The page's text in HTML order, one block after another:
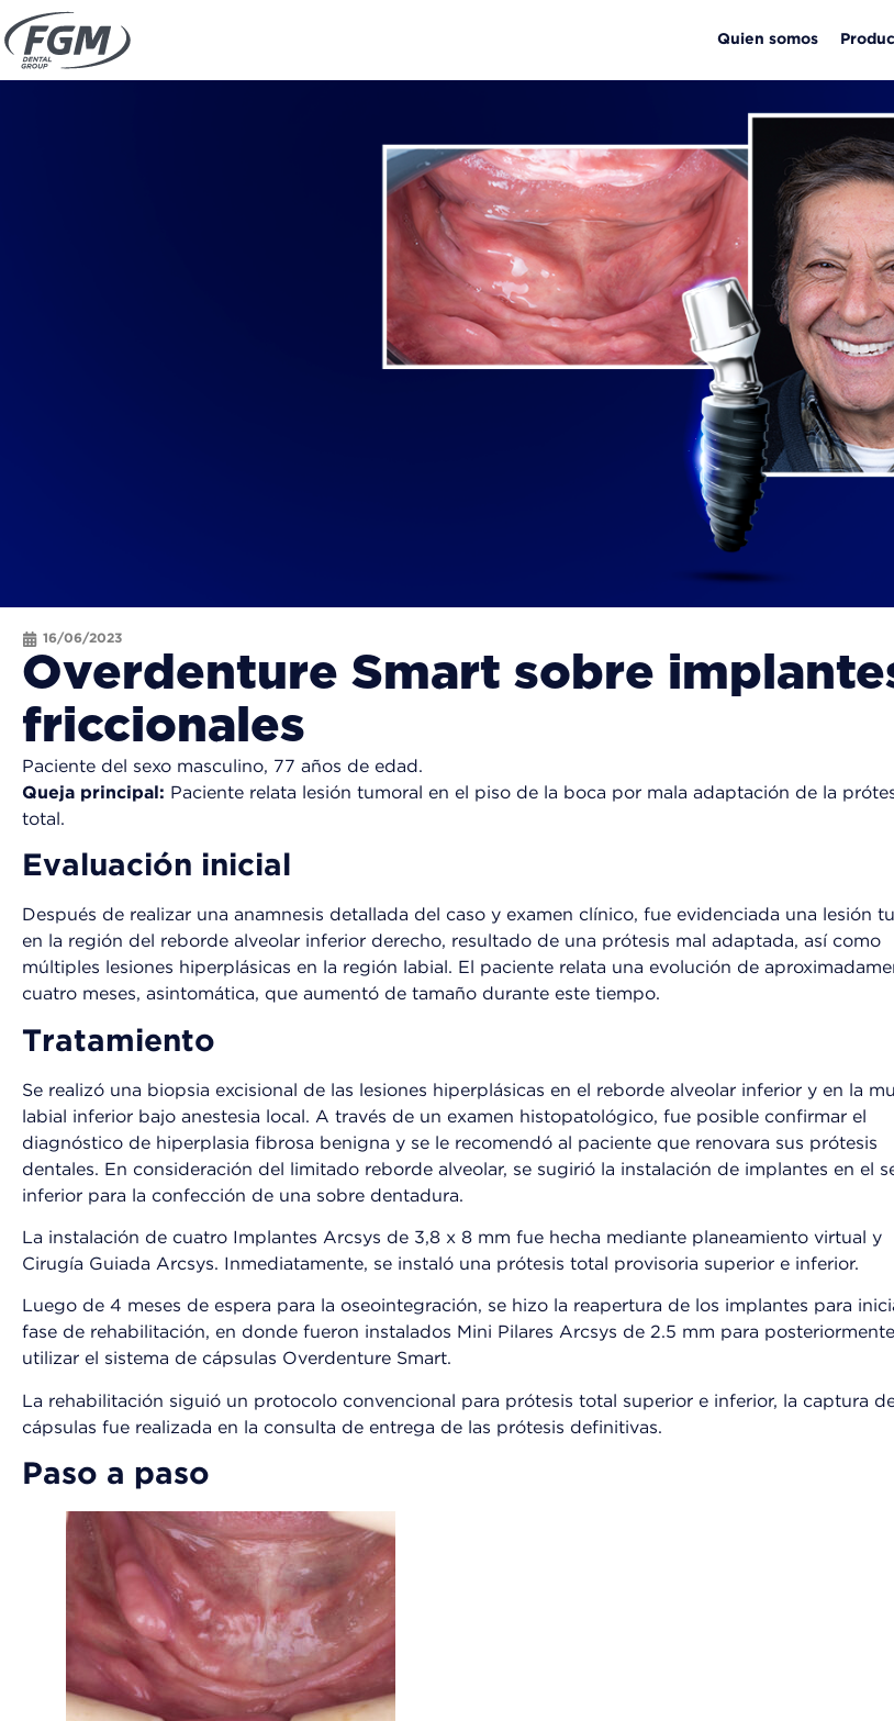
Quien somos
16/06/2023
Overdenture Smart sobre
friccionales
Paciente del sexo masculino, 77 años de edad.
Queja principal: Paciente relata lesión tumoral en el piso de la boca por mala adaptación de la
total.
Evaluación inicial
Después de realizar una anamnesis detallada del caso y examen clínico, fue evidenciada una lesión
en la región del reborde alveolar inferior derecho, resultado de una prótesis mal adaptada, así como
múltiples lesiones hiperplásicas en la región labial. El paciente relata una evolución de
cuatro meses, asintomática, que aumentó de tamaño durante este tiempo.
Tratamiento
Se realizó una biopsia excisional de las lesiones hiperplásicas en el reborde alveolar inferior y en la
labial inferior bajo anestesia local. A través de un examen histopatológico, fue posible confirmar el
diagnóstico de hiperplasia fibrosa benigna y se le recomendó al paciente que renovara sus prótesis
dentales. En consideración del limitado reborde alveolar, se sugirió la instalación de implantes en el
inferior para la confección de una sobre dentadura.
La instalación de cuatro Implantes Arcsys de 3,8 x 8 mm fue hecha mediante planeamiento virtual y
Cirugía Guiada Arcsys. Inmediatamente, se instaló una prótesis total provisoria superior e inferior.
Luego de 4 meses de espera para la oseointegración, se hizo la reapertura de los implantes para
fase de rehabilitación, en donde fueron instalados Mini Pilares Arcsys de 2.5 mm para posteriormente
utilizar el sistema de cápsulas Overdenture Smart.
La rehabilitación siguió un protocolo convencional para prótesis total superior e inferior, la captura
cápsulas fue realizada en la consulta de entrega de las prótesis definitivas.
Paso a paso